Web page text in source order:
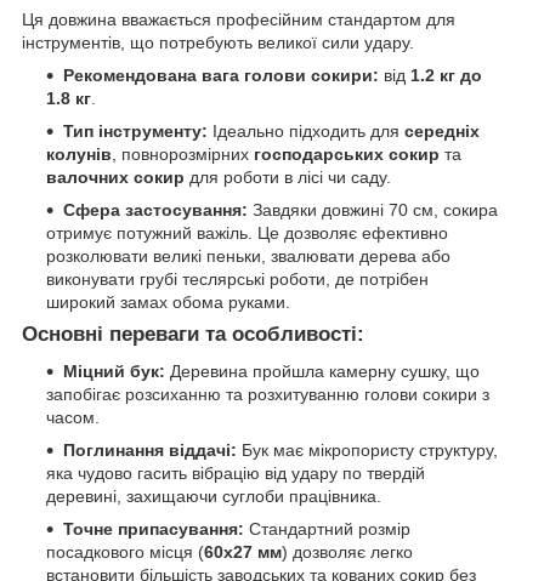
Ця довжина вважається професійним стандартом для
інструментів, що потребують великої сили удару.
Рекомендована вага голови сокири: від 1.2 кг до
1.8 кг.
Тип інструменту: Ідеально підходить для середніх
колунів, повнорозмірних господарських сокир та
валочних сокир для роботи в лісі чи саду.
Сфера застосування: Завдяки довжині 70 см, сокира
отримує потужний важіль. Це дозволяє ефективно
розколювати великі пеньки, звалювати дерева або
виконувати грубі теслярські роботи, де потрібен
широкий замах обома руками.
Основні переваги та особливості:
Міцний бук: Деревина пройшла камерну сушку, що
запобігає розсиханню та розхитуванню голови сокири з
часом.
Поглинання віддачі: Бук має мікропористу структуру,
яка чудово гасить вібрацію від удару по твердій
деревині, захищаючи суглоби працівника.
Точне припасування: Стандартний розмір
посадкового місця (60х27 мм) дозволяє легко
встановити більшість заводських та кованих сокир без